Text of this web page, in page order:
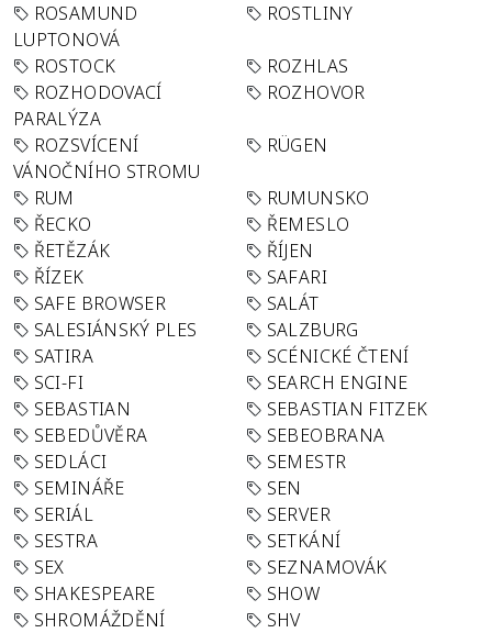
ROSAMUND
LUPTONOVÁ
ROSTLINY
ROSTOCK
ROZHLAS
ROZHODOVACÍ
PARALÝZA
ROZHOVOR
ROZSVÍCENÍ
VÁNOČNÍHO STROMU
RÜGEN
RUM
RUMUNSKO
ŘECKO
ŘEMESLO
ŘETĚZÁK
ŘÍJEN
ŘÍZEK
SAFARI
SAFE BROWSER
SALÁT
SALESIÁNSKÝ PLES
SALZBURG
SATIRA
SCÉNICKÉ ČTENÍ
SCI-FI
SEARCH ENGINE
SEBASTIAN
SEBASTIAN FITZEK
SEBEDŮVĚRA
SEBEOBRANA
SEDLÁCI
SEMESTR
SEMINÁŘE
SEN
SERIÁL
SERVER
SESTRA
SETKÁNÍ
SEX
SEZNAMOVÁK
SHAKESPEARE
SHOW
SHROMÁŽDĚNÍ
SHV